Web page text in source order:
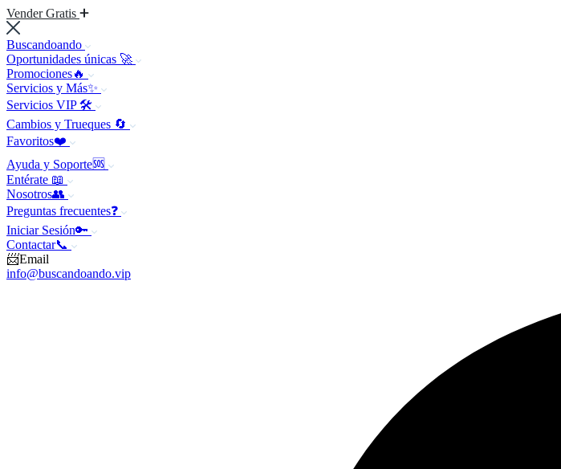
Vender Gratis
Buscandoando
Oportunidades únicas 🚀
Promociones🔥
Servicios y Más✨
Servicios VIP 🛠️
Cambios y Trueques 🔄
Favoritos❤️
Ayuda y Soporte🆘
Entérate 📖
Nosotros👥
Preguntas frecuentes❓
Iniciar Sesión🔑
Contactar📞
📨Email
info@buscandoando.vip